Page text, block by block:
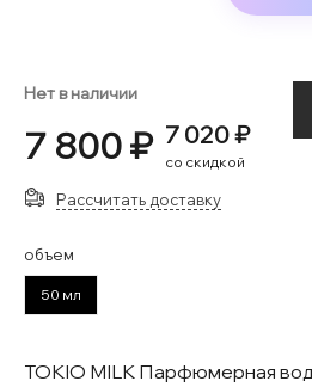
Нет в наличии
7 800 ₽ 7 020 ₽
со скидкой
Рассчитать доставку
объем
50 мл
TOKIO MILK Парфюмерная